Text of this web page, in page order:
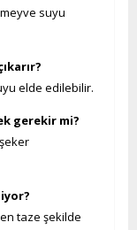
suyu
elde edilebilir.
gerekir mi?
taze şekilde